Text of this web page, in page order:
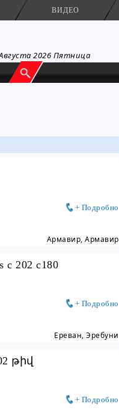
ВИДЕО
2026 Пятница
+ Подробно
Армавир, Армавир
c 202 c180
+ Подробно
Ереван, Эребуни
թիվ
+ Подробно